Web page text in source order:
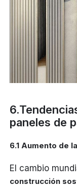
paneles de
6.1 Aumento de
El cambio
construcción